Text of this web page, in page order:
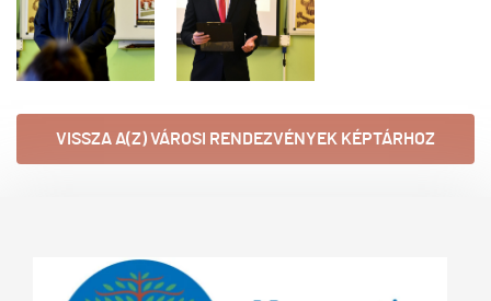
VISSZA A(Z) VÁROSI RENDEZVÉNYEK KÉPTÁRHOZ